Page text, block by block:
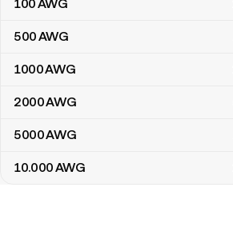
100AWG
500AWG
1000AWG
2000AWG
5000AWG
10.000AWG